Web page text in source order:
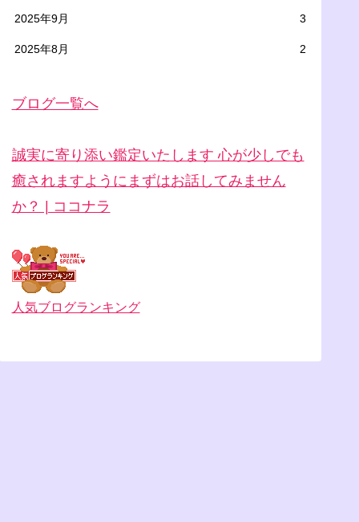
2025年9月 3
2025年8月 2
ブログ一覧へ
誠実に寄り添い鑑定いたします 心が少しでも
癒されますように︎まずはお話してみません
か？ | ココナラ
人気ブログランキング